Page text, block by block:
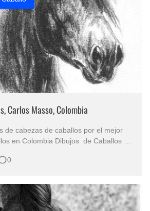
Carlos Masso, Colombia
de cabezas de caballos por el mejor
Dibujos de Caballos al
Alberto Masso” Dibujos de
0